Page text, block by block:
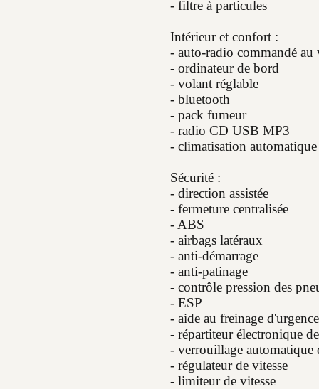
- filtre à particules
Intérieur et confort :
- auto-radio commandé au
- ordinateur de bord
- volant réglable
- bluetooth
- pack fumeur
- radio CD USB MP3
- climatisation automatique
Sécurité :
- direction assistée
- fermeture centralisée
- ABS
- airbags latéraux
- anti-démarrage
- anti-patinage
- contrôle pression des
- ESP
- aide au freinage d'urgence
- répartiteur électronique
- verrouillage automatique
- régulateur de vitesse
- limiteur de vitesse